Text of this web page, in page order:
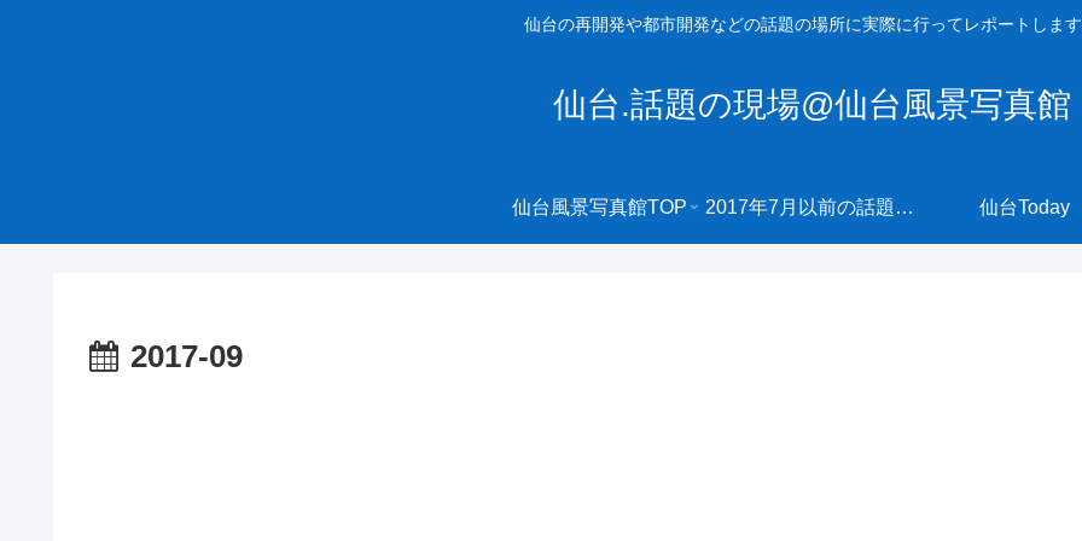
仙台の再開発や都市開発などの話題の場所に実際に行ってレポートしま
仙台.話題の現場@仙台風景写真館
仙台風景写真館TOP 2017年7月以前の話題の現場へ 仙台Today
2017-09